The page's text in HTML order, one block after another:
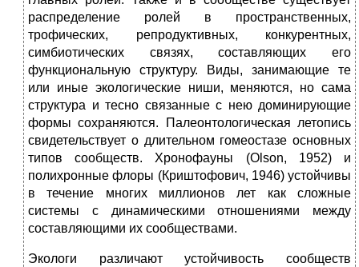
распределение ролей в пространственных,
трофических, репродуктивных, конкурентных,
симбиотических связях, составляющих его
функциональную структуру. Виды, занимающие те
или иные экологические ниши, меняются, но сама
структура и тесно связанные с нею доминирующие
формы сохраняются. Палеонтологическая летопись
свидетельствует о длительном гомеостазе основных
типов сообществ. Хронофауны (Olson, 1952) и
полихронные флоры (Криштофович, 1946) устойчивы
в течение многих миллионов лет как сложные
системы с динамическими отношениями между
составляющими их сообществами.
Экологи различают устойчивость сообществ